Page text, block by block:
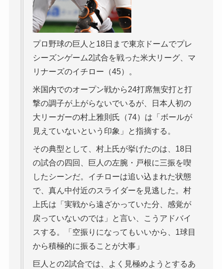
プロ野球の巨人と18日まで東京ドームでプレ
シーズンゲーム2試合を戦った米大リーグ、マ
リナーズのイチロー（45）。
米国内でのオープン戦から24打席無安打と打
撃の調子が上がらないでいるが、日本人初の
大リーガーの村上雅則氏（74）は「ボールが
見えていないという印象」と指摘する。
その典型として、村上氏が挙げたのは、18日
の試合の四回、巨人の左腕・戸根に三振を喫
したシーンだ。イチローは追い込まれた状態
で、真ん中付近のスライダーを見逃した。村
上氏は「実戦から遠ざかっていた分、感覚が
戻っていないのでは」と言い、こうアドバイ
スする。「空振りになってもいいから、1球目
から積極的に振ることが大事」
巨人との2試合では、よく見極めようとするあ